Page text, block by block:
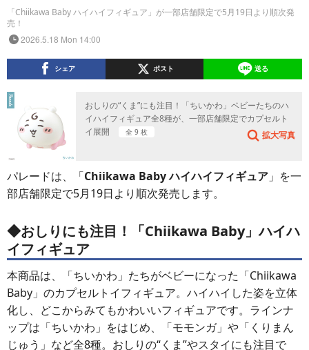
「Chiikawa Baby ハイハイフィギュア」が一部店舗限定で5月19日より順次発
売！
2026.5.18 Mon 14:00
シェア ポスト 送る
おしりの“くま”にも注目！「ちいかわ」ベビーたちのハ
イハイフィギュア全8種が、一部店舗限定でカプセルト
イ展開
全 9 枚 拡大写真
パレードは、「Chiikawa Baby ハイハイフィギュア 」を一
部店舗限定で5月19日より順次発売します。
◆おしりにも注目！「Chiikawa Baby」ハイハ
イフィギュア
本商品は、「ちいかわ」たちがベビーになった「Chiikawa
Baby」のカプセルトイフィギュア。ハイハイした姿を立体
化し、どこからみてもかわいいフィギュアです。ラインナ
ップは「ちいかわ」をはじめ、「モモンガ」や「くりまん
じゅう」など全8種。おしりの“くま”やスタイにも注目で